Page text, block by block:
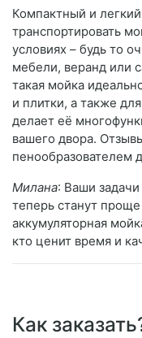
Компактный и
транспортировать
условиях – будь то
мебели, веранд или
такая мойка
и плитки, а также
делает её
вашего двора.
пенообразователем
Милана: Ваши
теперь станут
аккумуляторная
кто ценит время и
Как